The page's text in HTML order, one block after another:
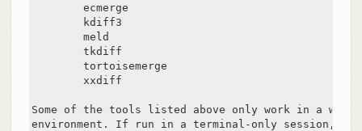
        ecmerge
        kdiff3
        meld
        tkdiff
        tortoisemerge
        xxdiff
Some of the tools listed above only work in a
environment. If run in a terminal-only session,